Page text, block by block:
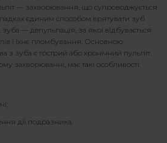
— захворювання, що супроводжується
єдиним способом врятувати зуб
зуба — депульпація, за якої відбувається
і їхнє пломбування. Основною
з зуба є гострий або хронічний пульпіт.
захворюванні, має такі особливості:
дії подразника.